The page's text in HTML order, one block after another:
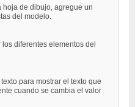
hoja de dibujo, agregue un
del modelo.
diferentes elementos del
para mostrar el texto que
cuando se cambia el valor